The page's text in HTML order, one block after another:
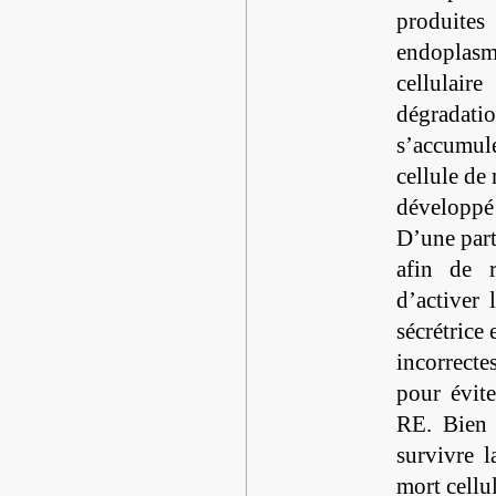
cellulaire
cellule de
D’une
afin de
d’activer
sécrétrice
pour
RE. Bien
survivre
mort